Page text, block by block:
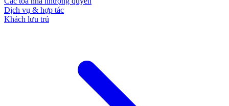
Dịch vụ & hợp tác
Khách lưu trú